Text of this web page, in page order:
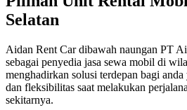
Selatan
Aidan Rent Car dibawah naungan PT
sebagai penyedia jasa sewa mobil di
menghadirkan solusi terdepan bagi
dan fleksibilitas saat melakukan
sekitarnya.